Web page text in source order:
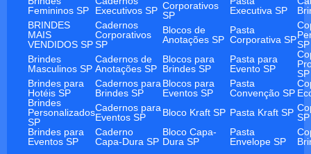
Femininos SP
Executivos SP Corporativos
SP
Executiva SP
BRINDES
MAIS
VENDIDOS SP
Cadernos
Corporativos
SP
Blocos de
Anotações SP
Pasta
Corporativa SPSP
Brindes
Masculinos SP
Cadernos de
Anotações SP
Blocos para
Brindes SP
Pasta para
Evento SP
SP
Brindes para
Hotéis SP
Cadernos para
Brindes SP
Blocos para
Eventos SP
Pasta
Convenção SP
Brindes
Personalizados
SP
Cadernos para
Eventos SP
Bloco Kraft SP Pasta Kraft SP SP
Brindes para
Eventos SP
Caderno
Capa-Dura SP
Bloco Capa-
Dura SP
Pasta
Envelope SP